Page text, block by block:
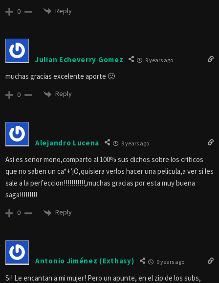
0 Reply
Julian Echeverry Gomez 9 years ago
muchas gracias excelente aporte 🙂
0 Reply
Alejandro Lucena 9 years ago
Asi es señor mono,comparto al 100% sus dichos sobre los criticos
que no saben un ca*+’jO,quisiera verlos hacer una pelicula,a ver si les
sale a la perfeccion!!!!!!!!!!!,muchas gracias por esta muy buena
saga!!!!!!!!!
0 Reply
Antonio Jiménez (Exthasy) 9 years ago
Si! Le encantan a mi mujer! Pero un apunte, en el zip de los subs,